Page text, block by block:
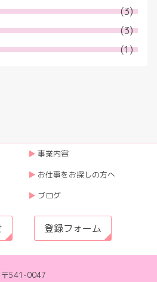
(3)
(3)
(1)
事業内容
お仕事をお探しの方へ
ブログ
登録フォーム
〒541-0047